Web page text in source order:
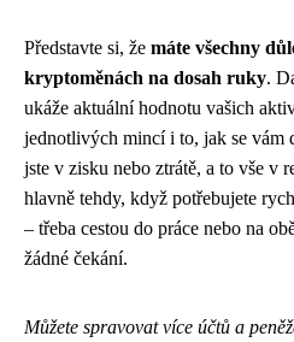
Představte si, že máte všechny
kryptoměnách na dosah ruky.
ukáže aktuální hodnotu vašich
jednotlivých mincí i to, jak se vám
jste v zisku nebo ztrátě, a to vše v
hlavně tehdy, když potřebujete
– třeba cestou do práce nebo na
žádné čekání.
Můžete spravovat více účtů a